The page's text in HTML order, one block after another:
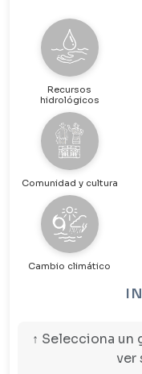
Recursos
hidrológicos
Comunidad y cultura
Cambio climático
↑ Selecciona un
ver